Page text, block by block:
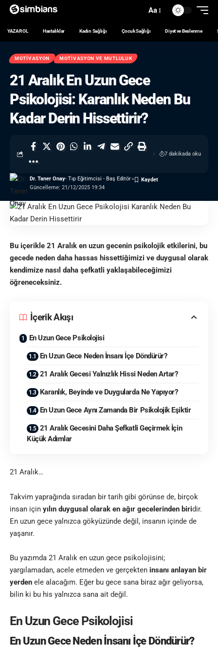
Aa
YAZAR OL Hastalıklar Kadın Sağlığı Çocuk Sağlığı Diyet ve Beslenme
MOTIVASYON MOTIVASYON VE MUTLULUK
21 Aralık En Uzun Gece
Psikolojisi: Karanlık Neden Bu
Kadar Derin Hissettirir?
Güncelleme: 21/12/2025 19:34
Dr. Taner Onay- Tıp Eğitimcisi - Baş Editör
7 dakikada oku
Bu içerikle 21 Aralık en uzun gecenin psikolojik etkilerini, bu
gecede neden daha hassas hissettiğimizi ve duygusal olarak
kendimize nasıl daha şefkatli yaklaşabileceğimizi
öğreneceksiniz.
İçerik Akışı
En Uzun Gece Psikolojisi
En Uzun Gece Neden İnsanı İçe Döndürür?
21 Aralık Gecesi Yalnızlık Hissi Neden Artar?
Karanlık, Beyinde ve Duygularda Ne Yapıyor?
En Uzun Gece Aynı Zamanda Bir Psikolojik Eşiktir
21 Aralık Gecesini Daha Şefkatli Geçirmek İçin
Küçük Adımlar
21 Aralık…
Takvim yaprağında sıradan bir tarih gibi görünse de, birçok
insan için yılın duygusal olarak en ağır gecelerinden biridir.
En uzun gece yalnızca gökyüzünde değil, insanın içinde de
yaşanır.
Bu yazımda 21 Aralık en uzun gece psikolojisini;
yargılamadan, acele etmeden ve gerçekten insanı anlayan bir
yerden ele alacağım. Eğer bu gece sana biraz ağır geliyorsa,
bilin ki bu his yalnızca sana ait değil.
En Uzun Gece Psikolojisi
En Uzun Gece Neden İnsanı İçe Döndürür?